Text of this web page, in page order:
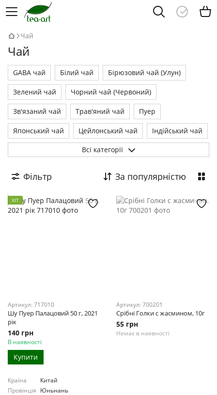
Чай
Чай
GABA чай Білий чай Бірюзовий чай (Улун)
Зелений чай Чорний чай (Червоний)
Зв'язаний чай Трав'яний чай Пуер
Японський чай Цейлонський чай Індійський чай
Чайні набори
Всі категорії
Фільтр За популярністю
ХІТ
Артикул: 717010
Шу Пуер Палацовий 50 г, 2021
рік
140 грн
В наявності
Купити
Країна
Китай
Провінція Юньнань
Артикул: 700201
Срібні Голки с жасмином, 10г
55 грн
Немає в наявності